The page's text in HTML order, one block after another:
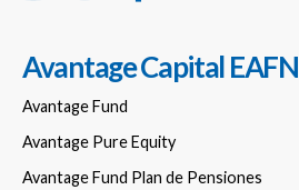
Avantage Capital EAFN
Avantage Fund
Avantage Pure Equity
Avantage Fund Plan de Pensiones